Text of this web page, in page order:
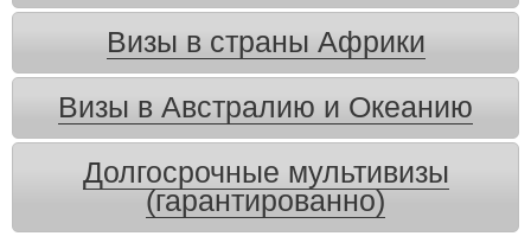
Визы в страны Африки
Визы в Австралию и Океанию
Долгосрочные мультивизы
(гарантированно)